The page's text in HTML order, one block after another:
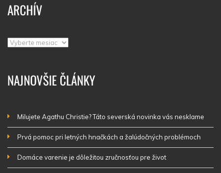
ARCHÍV
Archív
NAJNOVŠIE ČLÁNKY
Milujete Agathu Christie? Táto severská novinka vás nesklame
Prvá pomoc pri letných hnačkách a žalúdočných problémoch
Domáce varenie je dôležitou zručnosťou pre život